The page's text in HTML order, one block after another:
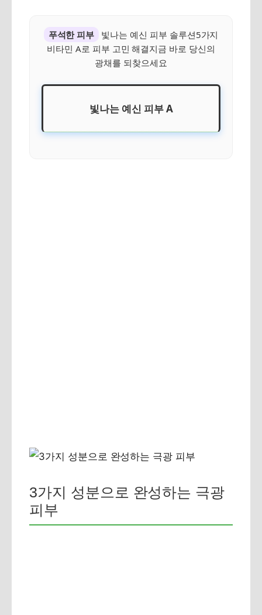
푸석한 피부
빛나는 예신 피부 솔루션5가지
비타민 A로 피부 고민 해결지금 바로 당신의
광채를 되찾으세요
빛나는 예신 피부 A
3가지 성분으로 완성하는 극광
피부